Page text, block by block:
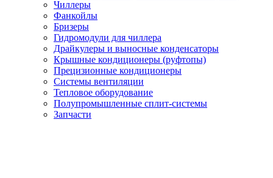
Чиллеры
Фанкойлы
Бризеры
Гидромодули для чиллера
Драйкулеры и выносные конденсаторы
Крышные кондиционеры (руфтопы)
Прецизионные кондиционеры
Системы вентиляции
Тепловое оборудование
Полупромышленные сплит-системы
Запчасти